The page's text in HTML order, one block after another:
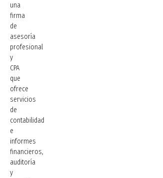
una
firma
de
asesoría
profesional
y
CPA
que
ofrece
servicios
de
contabilidad
e
informes
financieros,
auditoría
y